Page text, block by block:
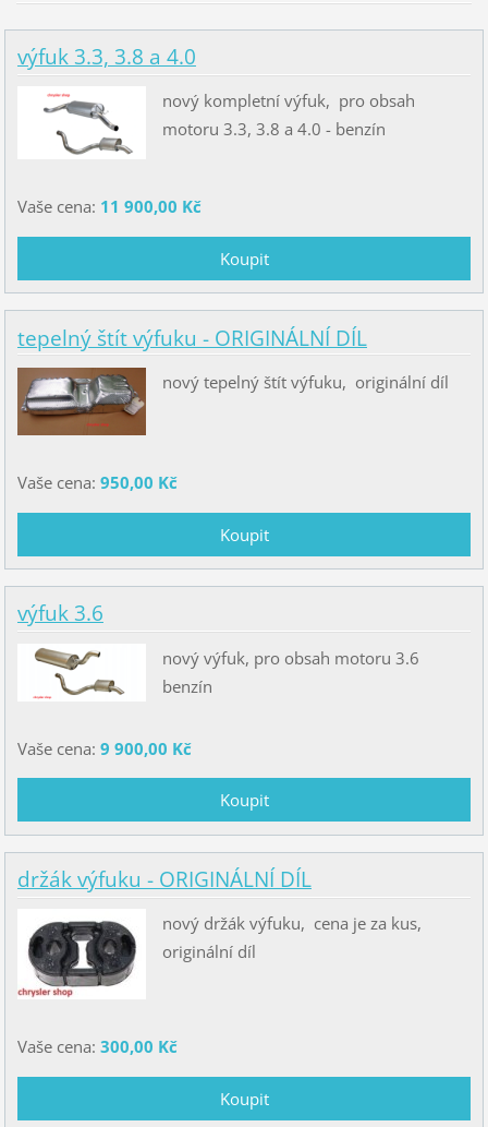
výfuk 3.3, 3.8 a 4.0
nový kompletní výfuk, pro obsah
motoru 3.3, 3.8 a 4.0 - benzín
Vaše cena: 11 900,00 Kč
tepelný štít výfuku - ORIGINÁLNÍ DÍL
nový tepelný štít výfuku, originální díl
Vaše cena: 950,00 Kč
výfuk 3.6
nový výfuk, pro obsah motoru 3.6
benzín
Vaše cena: 9 900,00 Kč
držák výfuku - ORIGINÁLNÍ DÍL
nový držák výfuku, cena je za kus,
originální díl
Vaše cena: 300,00 Kč